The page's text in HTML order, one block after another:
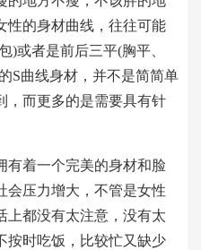
性的身材曲线，往往可能
)或者是前后三平(胸平、
S曲线身材，并不是简简单
，而更多的是需要具有针
有着一个完美的身材和脸
会压力增大，不管是女性
上都没有太注意，没有太
按时吃饭，比较忙又缺少